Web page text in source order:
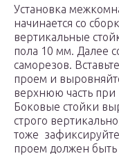
Установка
начинается со
вертикальные
пола 10 мм. Далее
саморезов.
проем и
верхнюю часть
Боковые стойки
строго
тоже
проем должен